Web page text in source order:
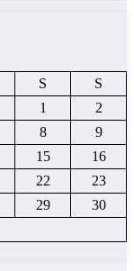
S
S
1
2
8
9
15
16
22
23
29
30